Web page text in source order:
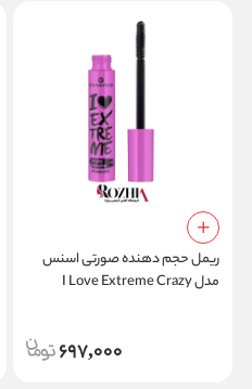
ریمل حجم دهنده صورتی اسنس
مدل I Love Extreme Crazy
697,000